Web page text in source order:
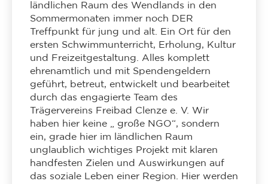
ländlichen Raum des Wendlands in den
Sommermonaten immer noch DER
Treffpunkt für jung und alt. Ein Ort für den
ersten Schwimmunterricht, Erholung, Kultur
und Freizeitgestaltung. Alles komplett
ehrenamtlich und mit Spendengeldern
geführt, betreut, entwickelt und bearbeitet
durch das engagierte Team des
Trägervereins Freibad Clenze e. V. Wir
haben hier keine „ große NGO“, sondern
ein, grade hier im ländlichen Raum
unglaublich wichtiges Projekt mit klaren
handfesten Zielen und Auswirkungen auf
das soziale Leben einer Region. Hier werden